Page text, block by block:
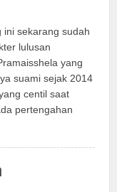
ini sekarang sudah
lulusan
yang
suami sejak 2014
centil saat
pertengahan